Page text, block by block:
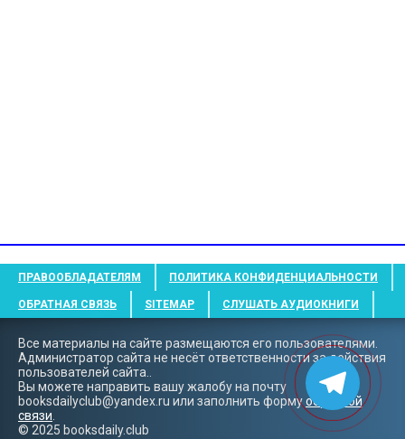
ПРАВООБЛАДАТЕЛЯМ ПОЛИТИКА КОНФИДЕНЦИАЛЬНОСТИ
ОБРАТНАЯ СВЯЗЬ SITEMAP СЛУШАТЬ АУДИОКНИГИ
Все материалы на сайте размещаются его пользователями.
Администратор сайта не несёт ответственности за действия
пользователей сайта..
Вы можете направить вашу жалобу на почту
booksdailyclub@yandex.ru или заполнить формуобратной
связи
© 2025 booksdaily.club